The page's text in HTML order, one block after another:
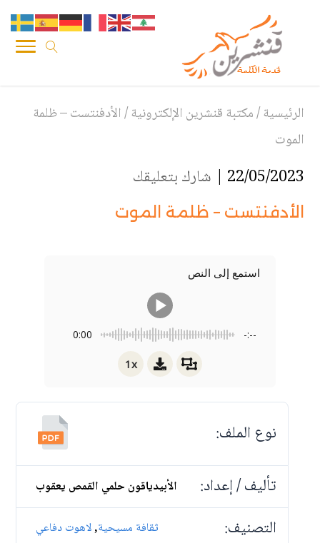
الرئيسية/مكتبة قنشرين الإلكترونية/الأدفنتست – ظلمة
الموت
22/05/2023 | شارك بتعليقك
الأدفنتست – ظلمة الموت
استمع إلى النص
0:00 -:--
1x
نوع الملف:
تأليف / إعداد:
الأبيدياقون حلمي القمص يعقوب
التصنيف: ثقافة مسيحية,لاهوت دفاعي